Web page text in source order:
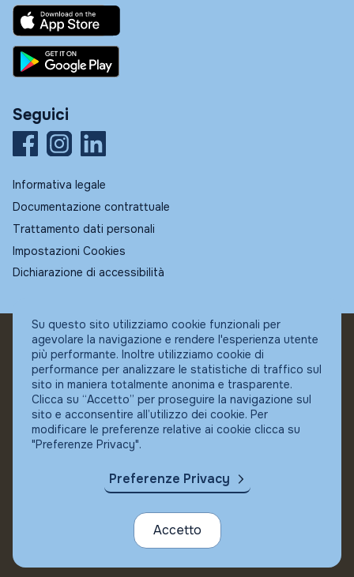
Seguici
Informativa legale
Documentazione contrattuale
Trattamento dati personali
Impostazioni Cookies
Dichiarazione di accessibilità
© Fundstore
Collocatore autorizzato:
Banca Ifigest SpA
P.Iva: 04337180485
Su questo sito utilizziamo cookie funzionali per
agevolare la navigazione e rendere l'esperienza utente
più performante. Inoltre utilizziamo cookie di
performance per analizzare le statistiche di traffico sul
sito in maniera totalmente anonima e trasparente.
Clicca su “Accetto” per proseguire la navigazione sul
sito e acconsentire all’utilizzo dei cookie. Per
modificare le preferenze relative ai cookie clicca su
"Preferenze Privacy".
Preferenze Privacy
Accetto